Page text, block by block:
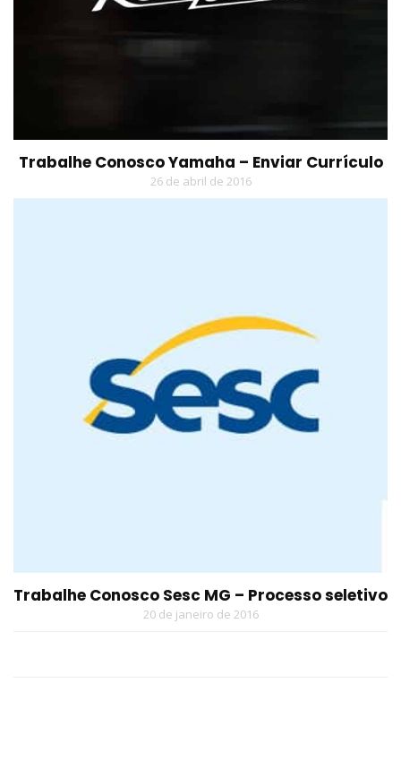
Trabalhe Conosco Yamaha – Enviar Currículo
26 de abril de 2016
Trabalhe Conosco Sesc MG – Processo seletivo
20 de janeiro de 2016